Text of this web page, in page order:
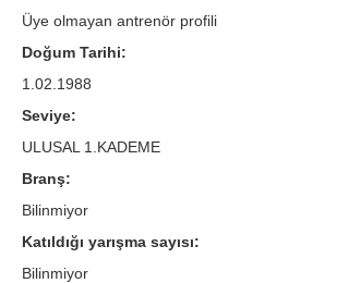
Üye olmayan antrenör profili
Doğum Tarihi:
1.02.1988
Seviye:
ULUSAL 1.KADEME
Branş:
Bilinmiyor
Katıldığı yarışma sayısı:
Bilinmiyor